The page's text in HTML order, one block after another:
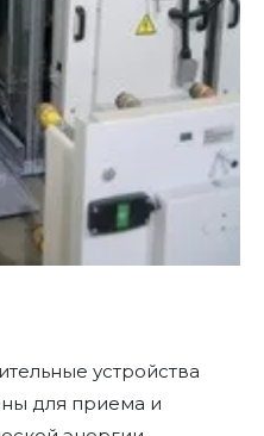
устройства
для приема и